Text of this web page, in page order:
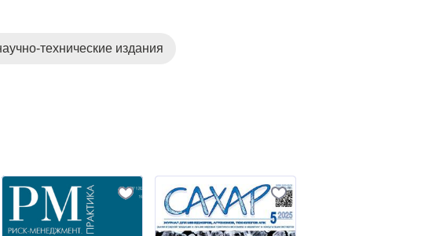
технические издания